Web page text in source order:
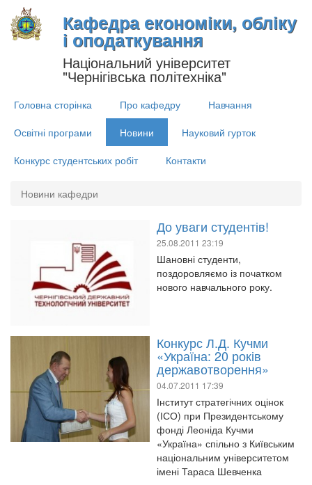
Кафедра економіки, обліку
і оподаткування
Національний університет
"Чернігівська політехніка"
Головна сторінка Про кафедру
Навчання
Освітні програми
Новини
Науковий гурток
Конкурс студентських робіт
Контакти
Новини кафедри
До уваги студентів!
25.08.2011 23:19
Шановні студенти,
поздоровляємо із початком
нового навчального року.
Конкурс Л.Д. Кучми
«Україна: 20 років
державотворення»
04.07.2011 17:39
Інститут стратегічних оцінок
(ІСО) при Президентському
фонді Леоніда Кучми
«Україна» спільно з Київським
національним університетом
імені Тараса Шевченка